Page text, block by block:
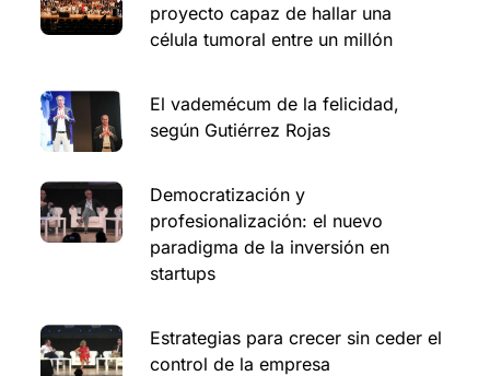
proyecto capaz de hallar una
célula tumoral entre un millón
El vademécum de la felicidad,
según Gutiérrez Rojas
Democratización y
profesionalización: el nuevo
paradigma de la inversión en
startups
Estrategias para crecer sin ceder el
control de la empresa